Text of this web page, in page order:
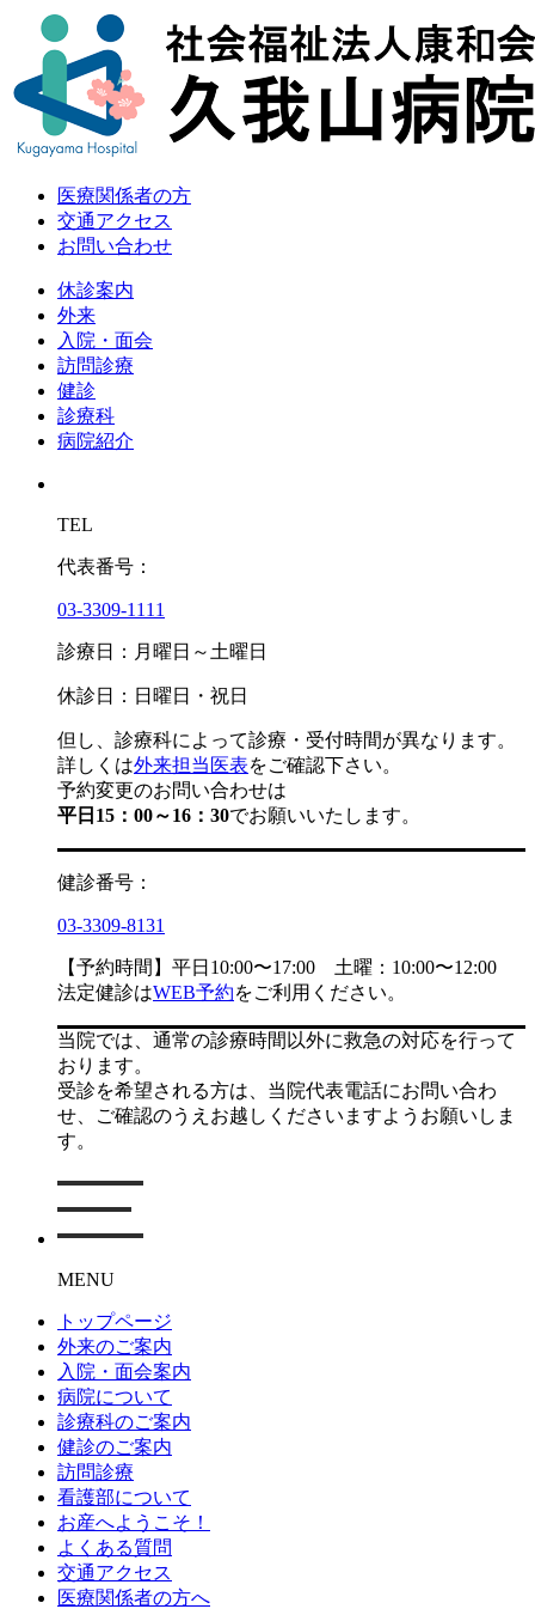
医療関係者の方
交通アクセス
お問い合わせ
休診案内
外来
入院・面会
訪問診療
健診
診療科
病院紹介
TEL
代表番号：
03-3309-1111
診療日：月曜日～土曜日
休診日：日曜日・祝日
但し、診療科によって診療・受付時間が異なります。
詳しくは外来担当医表をご確認下さい。
予約変更のお問い合わせは
平日15：00～16：30でお願いいたします。
健診番号：
03-3309-8131
【予約時間】平日10:00〜17:00 土曜：10:00〜12:00
法定健診はWEB予約をご利用ください。
当院では、通常の診療時間以外に救急の対応を行って
おります。
受診を希望される方は、当院代表電話にお問い合わ
せ、ご確認のうえお越しくださいますようお願いしま
す。
MENU
トップページ
外来のご案内
入院・面会案内
病院について
診療科のご案内
健診のご案内
訪問診療
看護部について
お産へようこそ！
よくある質問
交通アクセス
医療関係者の方へ